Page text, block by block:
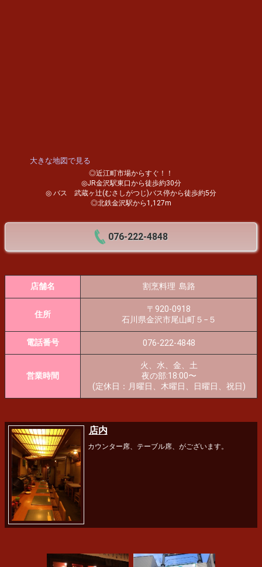
大きな地図で見る
◎近江町市場からすぐ！！
◎JR金沢駅東口から徒歩約30分
◎ バス 武蔵ヶ辻(むさしがつじ)バス停から徒歩約5分
◎北鉄金沢駅から1,127m
076-222-4848
店舗名 割烹料理 島路
住所
〒920-0918
石川県金沢市尾山町５−５
電話番号 076-222-4848
営業時間
火、水、金、土
夜の部:18:00〜
(定休日：月曜日、木曜日、日曜日、祝日)
店内
カウンター席、テーブル席、がございます。